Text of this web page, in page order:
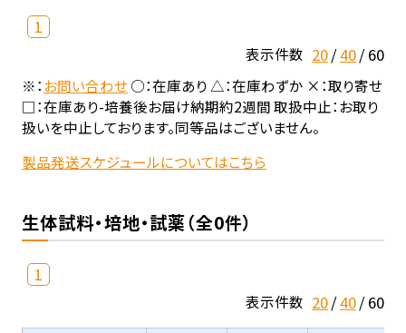
1
表示件数 20 40 60
※：お問い合わせ○：在庫あり △：在庫わずか ×：取り寄せ
□：在庫あり-培養後お届け納期約2週間 取扱中止：お取り
扱いを中止しております。同等品はございません。
製品発送スケジュールについてはこちら
生体試料・培地・試薬（全0件）
1
表示件数 20 40 60